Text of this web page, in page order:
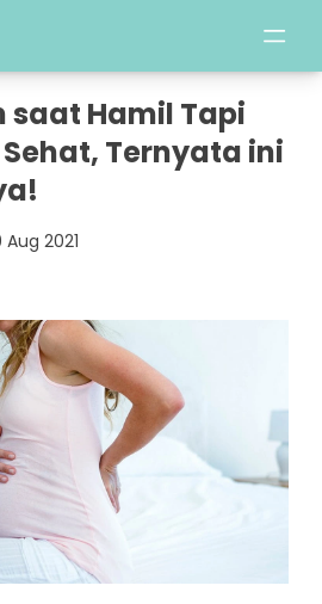
saat Hamil Tapi
Ternyata ini
Aug 2021